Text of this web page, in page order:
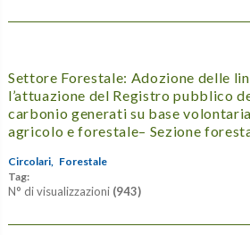
Settore Forestale: Adozione delle
l’attuazione del Registro pubblico
carbonio generati su base
agricolo e forestale– Sezione
Circolari,
Forestale
Tag:
N° di visualizzazioni (943)